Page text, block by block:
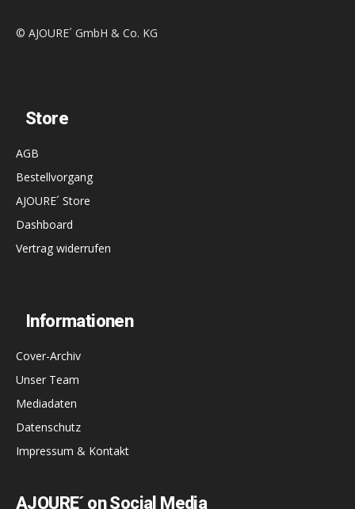
© AJOURE´ GmbH & Co. KG
Store
AGB
Bestellvorgang
AJOURE´ Store
Dashboard
Vertrag widerrufen
Informationen
Cover-Archiv
Unser Team
Mediadaten
Datenschutz
Impressum & Kontakt
AJOURE´ on Social Media